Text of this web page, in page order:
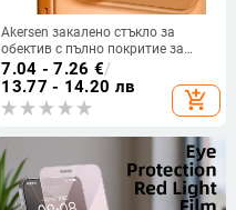
Akersen закалено стъкло за
обектив с пълно покритие за
iPhone 17 Pro / 17 Pro Max,
метална броня, анти отпечатъци,
против падане, антибактериално,
автоматично възстановяване
7.04 - 7.26 €/
13.77 - 14.20 лв
add_shopping_cart